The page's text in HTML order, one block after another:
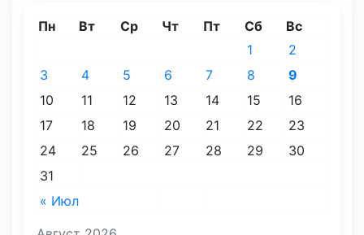
Пн Вт Ср Чт Пт Сб Вс
« Июл
1
2
3
4 5 6 7 8
9
10
11 12 13 14 15
16
17
18 19 20 21 22
23
24
25 26 27 28 29
30
31